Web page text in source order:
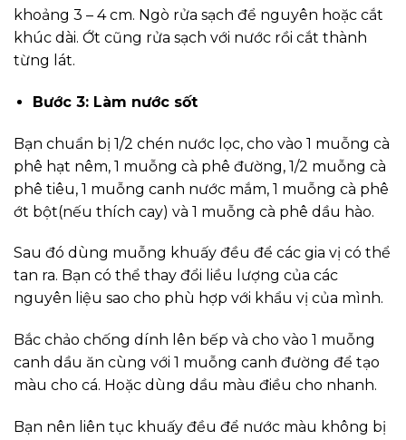
khoảng 3 – 4 cm. Ngò rửa sạch để nguyên hoặc cắt
khúc dài. Ớt cũng rửa sạch với nước rồi cắt thành
từng lát.
Bước 3: Làm nước sốt
Bạn chuẩn bị 1/2 chén nước lọc, cho vào 1 muỗng cà
phê hạt nêm, 1 muỗng cà phê đường, 1/2 muỗng cà
phê tiêu, 1 muỗng canh nước mắm, 1 muỗng cà phê
ớt bột(nếu thích cay) và 1 muỗng cà phê dầu hào.
Sau đó dùng muỗng khuấy đều để các gia vị có thể
tan ra. Bạn có thể thay đổi liều lượng của các
nguyên liệu sao cho phù hợp với khẩu vị của mình.
Bắc chảo chống dính lên bếp và cho vào 1 muỗng
canh dầu ăn cùng với 1 muỗng canh đường để tạo
màu cho cá. Hoặc dùng dầu màu điều cho nhanh.
Bạn nên liên tục khuấy đều để nước màu không bị